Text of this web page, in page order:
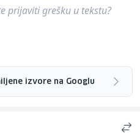
prijaviti grešku u tekstu?
izvore na Googlu